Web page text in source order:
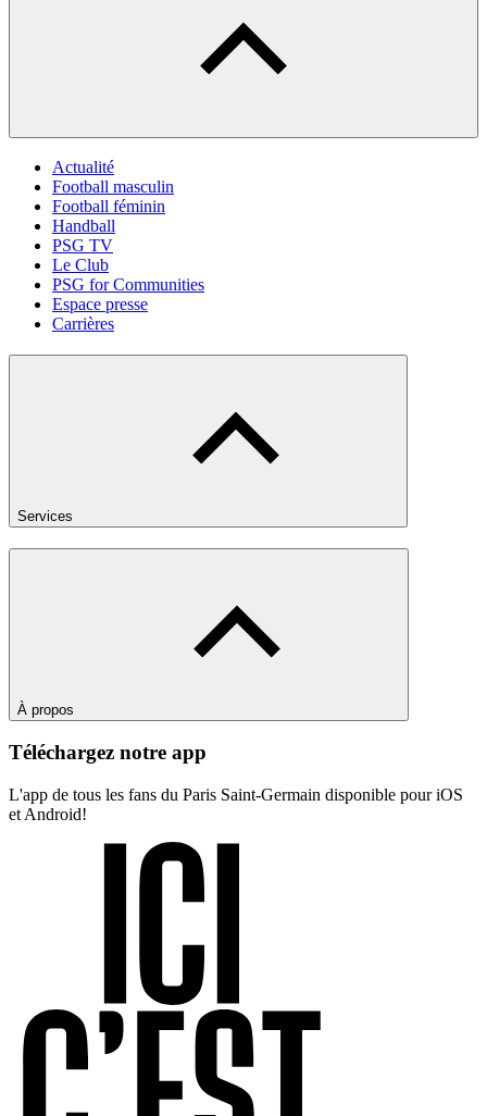
Actualité
Football masculin
Football féminin
Handball
PSG TV
Le Club
PSG for Communities
Espace presse
Carrières
Services
À propos
Téléchargez notre app
L'app de tous les fans du Paris Saint-Germain disponible pour iOS
et Android!